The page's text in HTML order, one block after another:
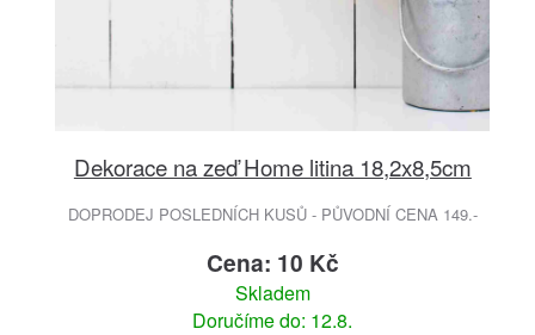
Dekorace na zeď Home litina 18,2x8,5cm
DOPRODEJ POSLEDNÍCH KUSŮ - PŮVODNÍ CENA 149.-
Cena: 10 Kč
Skladem
Doručíme do: 12.8.